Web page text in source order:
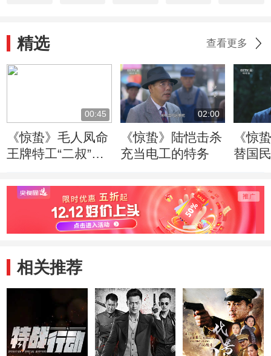
精选 查看更多
00:45
《惊蛰》毛人凤命
王牌特工“二叔”担
02:00
《惊蛰》陆恺击杀
充当电工的特务
《惊
替国
相关推荐